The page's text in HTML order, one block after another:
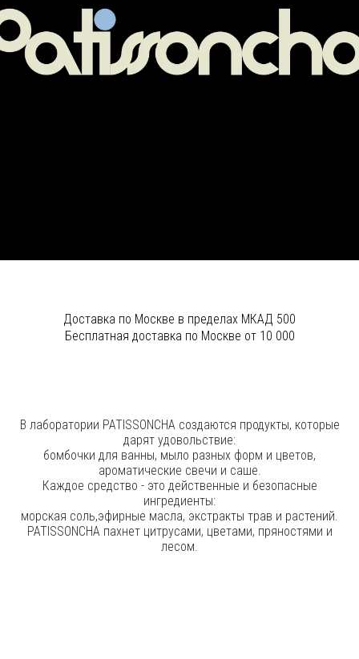
Доставка по Москве в пределах МКАД 500
Бесплатная доставка по Москве от 10 000
В лаборатории PATISSONCHA создаются продукты, которые
дарят удовольствие:
бомбочки для ванны, мыло разных форм и цветов,
ароматические свечи и саше.
Каждое средство - это действенные и безопасные
ингредиенты:
морская соль,эфирные масла, экстракты трав и растений.
PATISSONCHA пахнет цитрусами, цветами, пряностями и
лесом.